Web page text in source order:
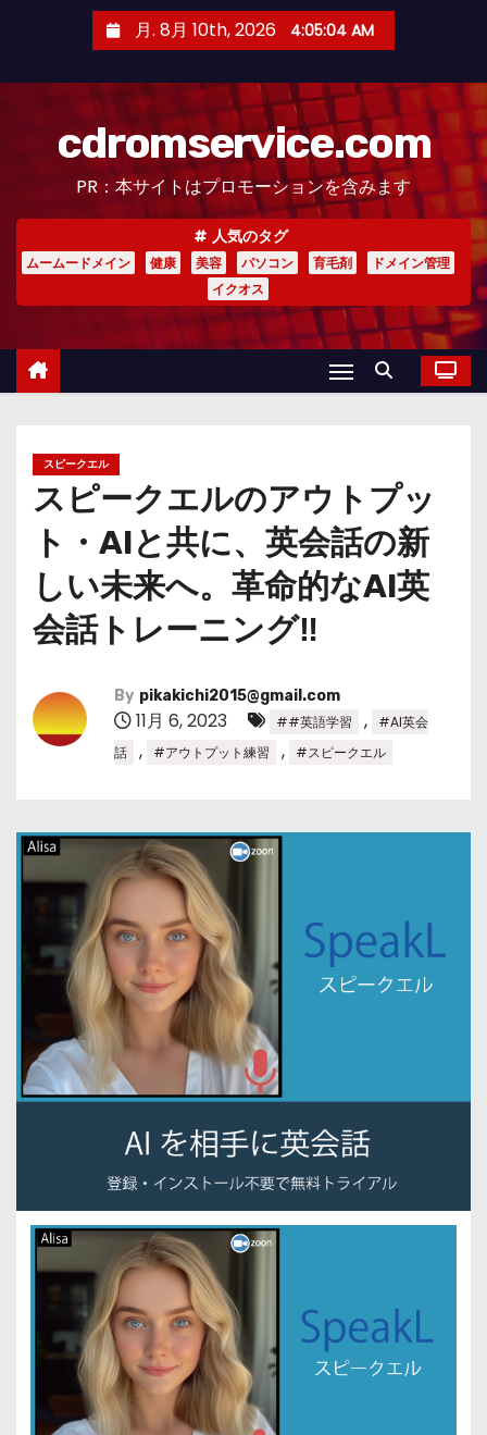
月. 8月 10th, 2026 4:05:05 AM
cdromservice.com
PR：本サイトはプロモーションを含みます
人気のタグ
ムームードメイン 健康 美容 パソコン 育毛剤
ドメイン管理
イクオス
スピークエル
スピークエルのアウトプッ
ト・AIと共に、英会話の新
しい未来へ。革命的なAI英
会話トレーニング‼
By pikakichi2015@gmail.com
11月 6, 2023 ##英語学習 ,
#AI英会
話
, #アウトプット練習 , #スピークエル